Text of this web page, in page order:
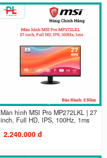
Màn hình MSI Pro MP272LKL | 27
inch, Full HD, IPS, 100Hz, 1ms
2.240.000 đ